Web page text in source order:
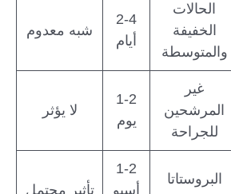
الحالات
الخفيفة
والمتوسطة
2-4
أيام
شبه معدوم
غير
المرشحين
للجراحة
1-2
يوم
لا يؤثر
البروستاتا
1-2
أسبو
تأثير محتمل